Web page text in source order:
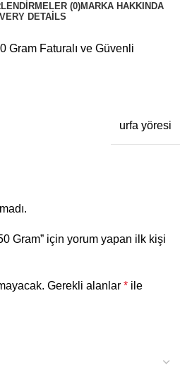
(0)MARKA HAKKINDA
DETAILS
Gram Faturalı ve Güvenli
urfa yöresi
Gram” için yorum yapan ilk kişi
Gerekli alanlar * ile